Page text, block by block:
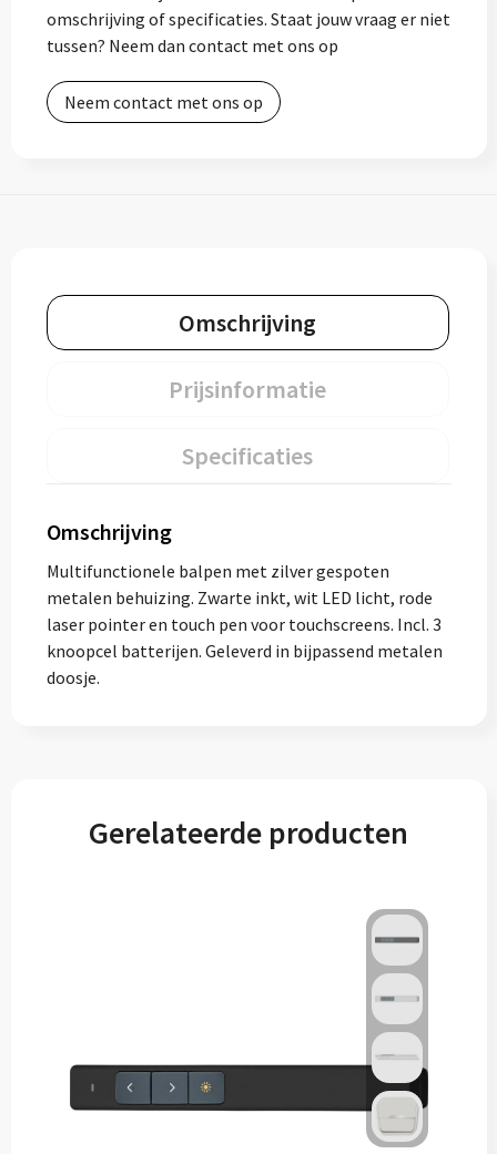
omschrijving of specificaties. Staat jouw vraag er niet
tussen? Neem dan contact met ons op
Neem contact met ons op
Omschrijving
Prijsinformatie
Specificaties
Omschrijving
Multifunctionele balpen met zilver gespoten
metalen behuizing. Zwarte inkt, wit LED licht, rode
laser pointer en touch pen voor touchscreens. Incl. 3
knoopcel batterijen. Geleverd in bijpassend metalen
doosje.
Gerelateerde producten